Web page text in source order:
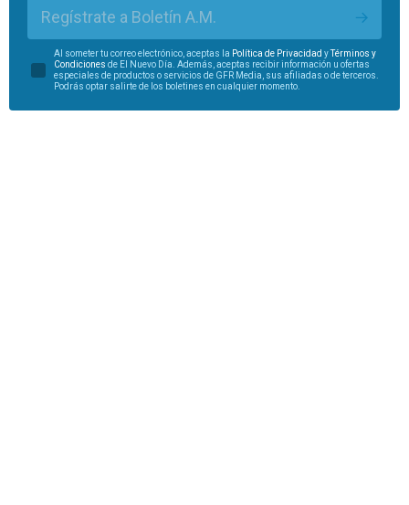
Regístrate a Boletín A.M.
Al someter tu correo electrónico, aceptas la Política de Privacidad yTérminos y
Condiciones de El Nuevo Día. Además, aceptas recibir información u ofertas
especiales de productos o servicios de GFR Media, sus afiliadas o de terceros.
Podrás optar salirte de los boletines en cualquier momento.